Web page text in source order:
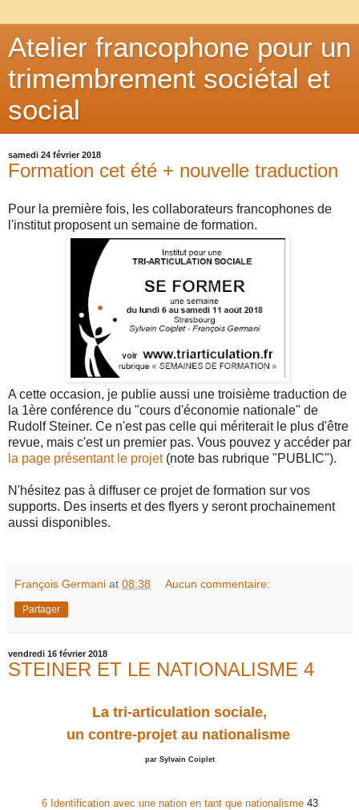
Atelier francophone pour un
trimembrement sociétal et
social
samedi 24 février 2018
Formation cet été + nouvelle traduction
Pour la première fois, les collaborateurs francophones de
l'institut proposent un semaine de formation.
A cette occasion, je publie aussi une troisième traduction de
la 1ère conférence du "cours d'économie nationale" de
Rudolf Steiner. Ce n'est pas celle qui mériterait le plus d'être
revue, mais c'est un premier pas. Vous pouvez y accéder par
la page présentant le projet(note bas rubrique "PUBLIC").
N'hésitez pas à diffuser ce projet de formation sur vos
supports. Des inserts et des flyers y seront prochainement
aussi disponibles.
François Germani at 08:38 Aucun commentaire:
Partager
vendredi 16 février 2018
STEINER ET LE NATIONALISME 4
La tri-articulation sociale,
un contre-projet au nationalisme
par Sylvain Coiplet
6 Identification avec une nation en tant que nationalisme43